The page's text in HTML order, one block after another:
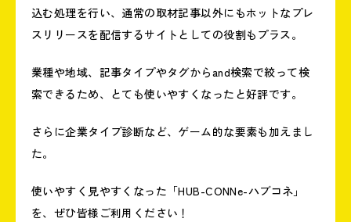
込む処理を行い、通常の取材記事以外にもホットなプレ
スリリースを配信するサイトとしての役割もプラス。
業種や地域、記事タイプやタグからand検索で絞って検
索できるため、とても使いやすくなったと好評です。
さらに企業タイプ診断など、ゲーム的な要素も加えまし
た。
使いやすく見やすくなった「HUB-CONNe-ハブコネ」
を、ぜひ皆様ご利用ください！